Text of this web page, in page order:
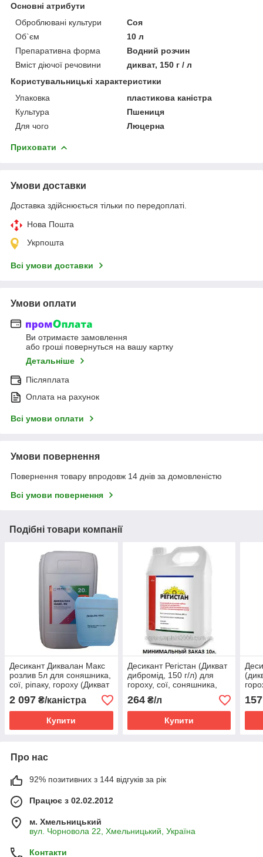
Основні атрибути
Оброблювані культури
Соя
Об`єм
10 л
Препаративна форма
Водний розчин
Вміст діючої речовини
дикват, 150 г / л
Користувальницькі характеристики
Упаковка
пластикова каністра
Культура
Пшениця
Для чого
Люцерна
Приховати
Умови доставки
Доставка здійснюється тільки по передоплаті.
Нова Пошта
Укрпошта
Всі умови доставки
Умови оплати
Ви отримаєте замовлення
або гроші повернуться на вашу картку
Детальніше
Післяплата
Оплата на рахунок
Всі умови оплати
Умови повернення
Повернення товару впродовж 14 днів за домовленістю
Всі умови повернення
Подібні товари компанії
Десикант Диквалан Макс
розлив 5л для соняшника,
сої, ріпаку, гороху (Дикват
2 097 ₴/каністра
Купити
Десикант Регістан (Дикват
дибромід, 150 г/л) для
гороху, сої, соняшника,
ріпаку, картоплі, зернових
264₴/л
Купити
157
Про нас
92% позитивних з 144 відгуків за рік
Працює з 02.02.2012
м. Хмельницький
вул. Чорновола 22, Хмельницький, Україна
Контакти